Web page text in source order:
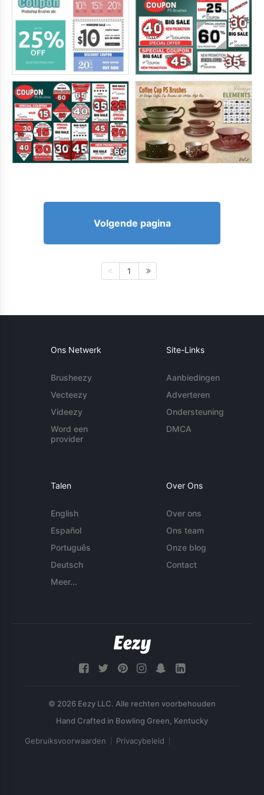
Volgende pagina
1
Ons Netwerk
Brusheezy
Vecteezy
Videezy
Word een
provider
Site-Links
Aanbiedingen
Adverteren
Ondersteuning
DMCA
Talen
English
Español
Português
Deutsch
Meer...
Over Ons
Over ons
Ons team
Onze blog
Contact
© 2026 Eezy LLC. Alle rechten voorbehouden
Gebruiksvoorwaarden Privacybeleid